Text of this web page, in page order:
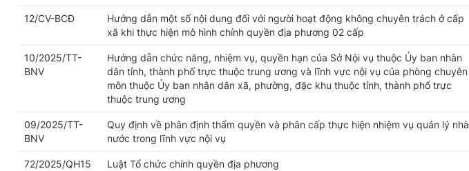
12/CV-BCĐ
Hướng dẫn một số nội dung đối với người hoạt động không chuyên trách ở cấp
xã khi thực hiện mô hình chính quyền địa phương 02 cấp
10/2025/TT-
BNV
Hướng dẫn chức năng, nhiệm vụ, quyền hạn của Sở Nội vụ thuộc Ủy ban nhân
dân tỉnh, thành phố trực thuộc trung ương và lĩnh vực nội vụ của phòng chuyên
môn thuộc Ủy ban nhân dân xã, phường, đặc khu thuộc tỉnh, thành phố trực
thuộc trung ương
09/2025/TT-
BNV
Quy định về phân định thẩm quyền và phân cấp thực hiện nhiệm vụ quản lý nhà
nước trong lĩnh vực nội vụ
72/2025/QH15 Luật Tổ chức chính quyền địa phương